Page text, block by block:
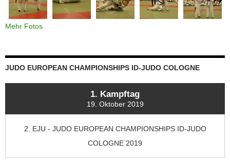
Mehr Fotos
JUDO EUROPEAN CHAMPIONSHIPS ID-JUDO COLOGNE
1. Kampftag
19. Oktober 2019
2. EJU - JUDO EUROPEAN CHAMPIONSHIPS ID-JUDO
COLOGNE 2019